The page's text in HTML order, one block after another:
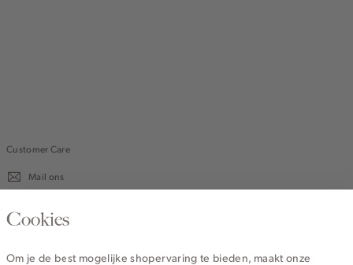
Customer Care
Mail ons
020 - 3412 670
Cookies
Om je de best mogelijke shopervaring te bieden, maakt onze